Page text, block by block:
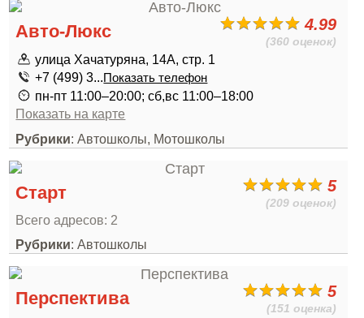
4.99
(360 оценок)
Авто-Люкс
улица Хачатуряна, 14А, стр. 1
+7 (499) 3...Показать телефон
пн-пт 11:00–20:00; сб,вс 11:00–18:00
Показать на карте
Рубрики: Автошколы, Мотошколы
5
(209 оценок)
Старт
Всего адресов: 2
Рубрики: Автошколы
5
(151 оценка)
Перспектива